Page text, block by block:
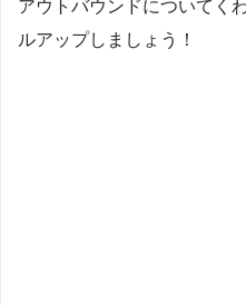
アウトバウンドについてく
ルアップしましょう！